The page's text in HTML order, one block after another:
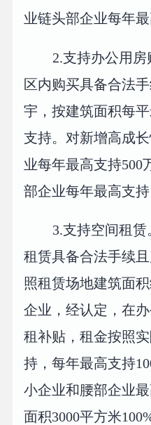
业链头部企业每年最
2.支持办公用
区内购买具备合法
宇，按建筑面积每
支持。对新增高成
业每年最高支持500
部企业每年最高支持
3.支持空间租
租赁具备合法手续
照租赁场地建筑面
企业，经认定，在
租补贴，租金按照
持，每年最高支持
小企业和腰部企业
面积3000平方米